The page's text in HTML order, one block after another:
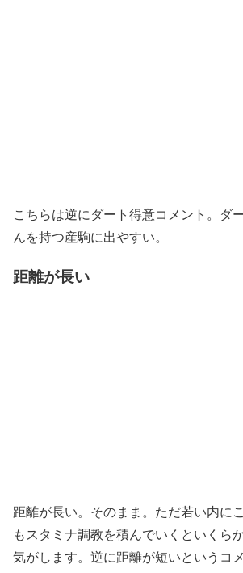
こちらは逆にダート得意コメント。ダ
んを持つ産駒に出やすい。
距離が長い
距離が長い。そのまま。ただ若い内に
もスタミナ調教を積んでいくといくら
気がします。逆に距離が短いというコ